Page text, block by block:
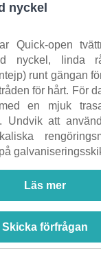
nyckel
Quick-open
nyckel, linda
runt gängan
för hårt. För
en mjuk
Undvik att
Läs mer
Skicka förfrågan